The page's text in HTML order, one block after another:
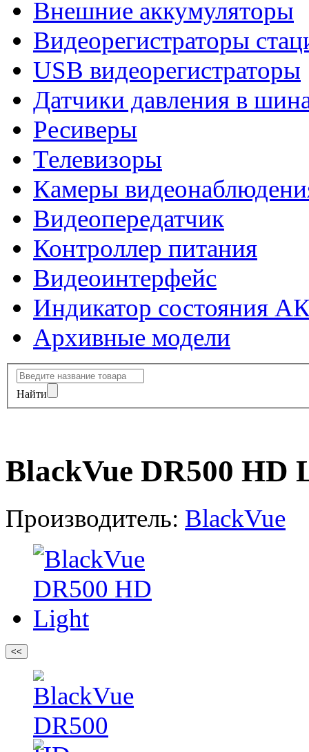
Внешние аккумуляторы
Видеорегистраторы
USB видеорегистраторы
Датчики давления в
Ресиверы
Телевизоры
Камеры
Видеопередатчик
Контроллер питания
Видеоинтерфейс
Индикатор состояния
Архивные модели
Найти
BlackVue DR500 HD
Производитель: BlackVue
<<